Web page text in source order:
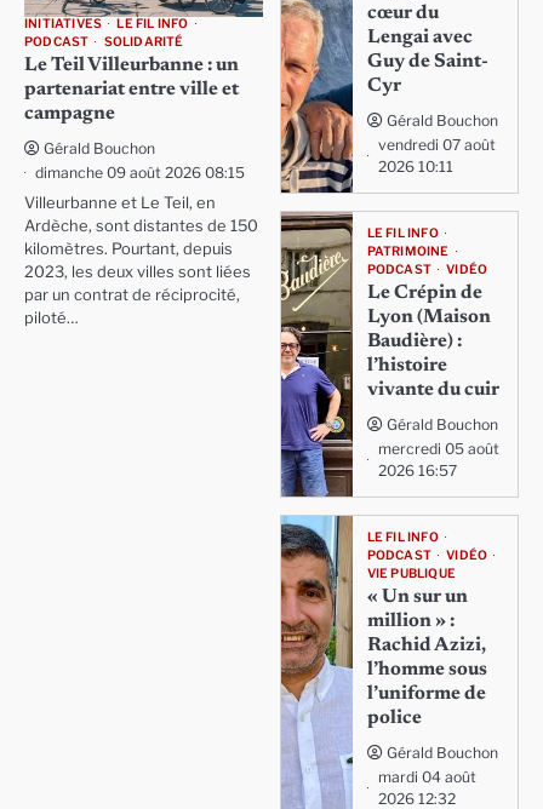
INITIATIVES
LE FIL INFO
PODCAST
SOLIDARITÉ
Le Teil Villeurbanne : un
partenariat entre ville et
campagne
Gérald Bouchon
dimanche 09 août 2026 08:15
Villeurbanne et Le Teil, en
Ardèche, sont distantes de 150
kilomètres. Pourtant, depuis
2023, les deux villes sont liées
par un contrat de réciprocité,
piloté…
cœur du
Lengai avec
Guy de Saint-
Cyr
Gérald Bouchon
vendredi 07 août
2026 10:11
LE FIL INFO
PATRIMOINE
PODCAST
VIDÉO
Le Crépin de
Lyon (Maison
Baudière) :
l’histoire
vivante du cuir
Gérald Bouchon
mercredi 05 août
2026 16:57
LE FIL INFO
PODCAST
VIDÉO
VIE PUBLIQUE
« Un sur un
million » :
Rachid Azizi,
l’homme sous
l’uniforme de
police
Gérald Bouchon
mardi 04 août
2026 12:32